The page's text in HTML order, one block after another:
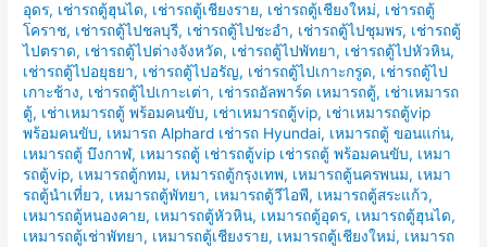
อุดร, เช่ารถตู้ฮุนได, เช่ารถตู้เชียงราย, เช่ารถตู้เชียงใหม่, เช่ารถตู้
โคราช, เช่ารถตู้ไปชลบุรี, เช่ารถตู้ไปชะอำ, เช่ารถตู้ไปชุมพร, เช่ารถตู้
ไปตราด, เช่ารถตู้ไปต่างจังหวัด, เช่ารถตู้ไปพัทยา, เช่ารถตู้ไปหัวหิน,
เช่ารถตู้ไปอยุธยา, เช่ารถตู้ไปอรัญ, เช่ารถตู้ไปเกาะกรูด, เช่ารถตู้ไป
เกาะช้าง, เช่ารถตู้ไปเกาะเต่า, เช่ารถอัลพาร์ด เหมารถตู้, เช่าเหมารถ
ตู้, เช่าเหมารถตู้ พร้อมคนขับ, เช่าเหมารถตู้vip, เช่าเหมารถตู้vip
พร้อมคนขับ, เหมารถ Alphard เช่ารถ Hyundai, เหมารถตู้ ขอนแก่น,
เหมารถตู้ บึงกาฬ, เหมารถตู้ เช่ารถตู้vip เช่ารถตู้ พร้อมคนขับ, เหมา
รถตู้vip, เหมารถตู้กทม, เหมารถตู้กรุงเทพ, เหมารถตู้นครพนม, เหมา
รถตู้นำเที่ยว, เหมารถตู้พัทยา, เหมารถตู้วีไอพี, เหมารถตู้สระแก้ว,
เหมารถตู้หนองคาย, เหมารถตู้หัวหิน, เหมารถตู้อุดร, เหมารถตู้ฮุนได,
เหมารถตู้เช่าพัทยา, เหมารถตู้เชียงราย, เหมารถตู้เชียงใหม่, เหมารถ